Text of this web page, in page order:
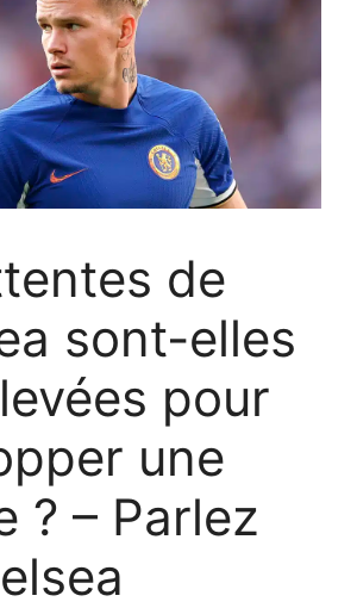
de
sont-elles
pour
une
? – Parlez